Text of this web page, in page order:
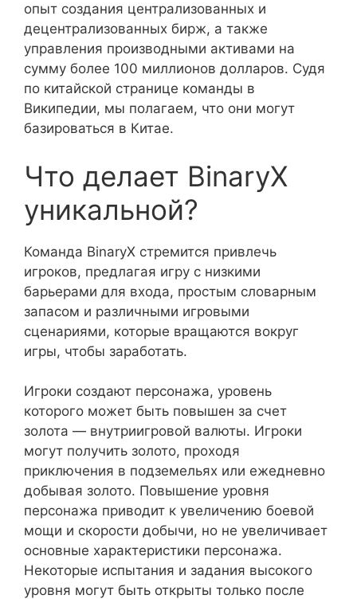
опыт создания централизованных и
децентрализованных бирж, а также
управления производными активами на
сумму более 100 миллионов долларов. Судя
по китайской странице команды в
Википедии, мы полагаем, что они могут
базироваться в Китае.
Что делает BinaryX
уникальной?
Команда BinaryX стремится привлечь
игроков, предлагая игру с низкими
барьерами для входа, простым словарным
запасом и различными игровыми
сценариями, которые вращаются вокруг
игры, чтобы заработать.
Игроки создают персонажа, уровень
которого может быть повышен за счет
золота — внутриигровой валюты. Игроки
могут получить золото, проходя
приключения в подземельях или ежедневно
добывая золото. Повышение уровня
персонажа приводит к увеличению боевой
мощи и скорости добычи, но не увеличивает
основные характеристики персонажа.
Некоторые испытания и задания высокого
уровня могут быть открыты только после